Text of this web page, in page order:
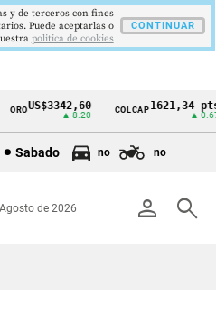
OROUS$3342,60
▲ 8.20
COLCAP1621,34 pts
▲ 0.67
Sabado no no
person search
de 2026
y de terceros con fines
Puede aceptarlas o
politica de cookies
CONTINUAR